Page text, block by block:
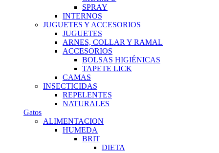
SPRAY
INTERNOS
JUGUETES Y ACCESORIOS
JUGUETES
ARNES, COLLAR Y RAMAL
ACCESORIOS
BOLSAS HIGIÉNICAS
TAPETE LICK
CAMAS
INSECTICIDAS
REPELENTES
NATURALES
Gatos
ALIMENTACION
HUMEDA
BRIT
DIETA